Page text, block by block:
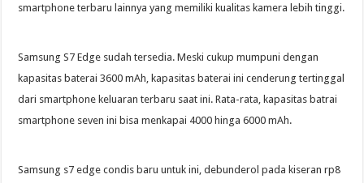
smartphone terbaru lainnya yang memiliki kualitas kamera lebih tinggi.
Samsung S7 Edge sudah tersedia. Meski cukup mumpuni dengan
kapasitas baterai 3600 mAh, kapasitas baterai ini cenderung tertinggal
dari smartphone keluaran terbaru saat ini. Rata-rata, kapasitas batrai
smartphone seven ini bisa menkapai 4000 hinga 6000 mAh.
Samsung s7 edge condis baru untuk ini, debunderol pada kiseran rp8